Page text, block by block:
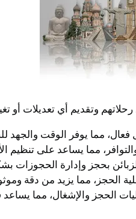
رحلاتهم وتقديم أي تعديلات
فعال، مما يوفر الوقت
مما يساعد على
بحجز وإدارة الحجوزات
مما يزيد من دقة
الحجز والإشغال، مما يساعد